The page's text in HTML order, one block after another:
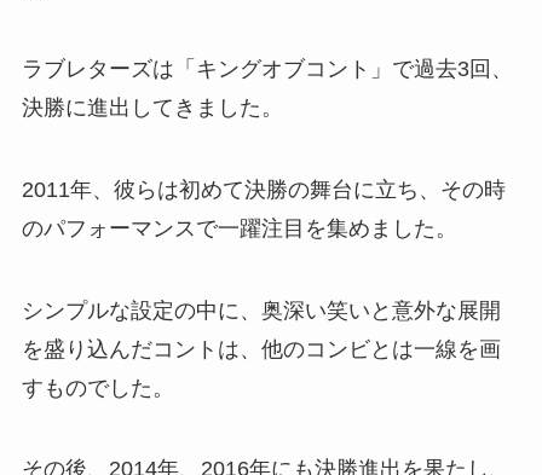
ラブレターズは「キングオブコント」で過去3回、
決勝に進出してきました。
2011年、彼らは初めて決勝の舞台に立ち、その時
のパフォーマンスで一躍注目を集めました。
シンプルな設定の中に、奥深い笑いと意外な展開
を盛り込んだコントは、他のコンビとは一線を画
すものでした。
その後、2014年、2016年にも決勝進出を果たし、